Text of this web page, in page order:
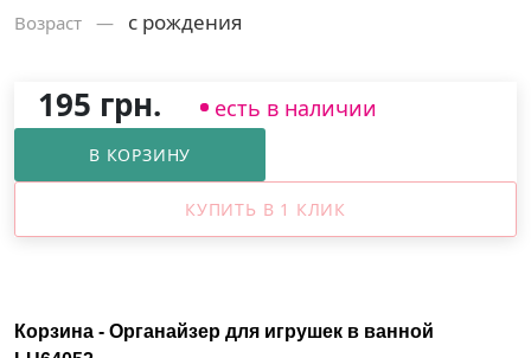
Возраст — с рождения
195 грн. есть в наличии
В КОРЗИНУ
КУПИТЬ В 1 КЛИК
Корзина - Органайзер для игрушек в ванной